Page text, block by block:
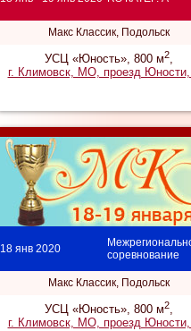
Макс Классик, Подольск
УСЦ «Юность», 800 м2,
г. Климовск, МО, проезд
18 янв 2020
соревнование
Макс Классик, Подольск
УСЦ «Юность», 800 м2,
г. Климовск, МО, проезд